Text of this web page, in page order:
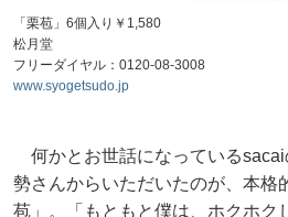
「栗苞」6個入り￥1,580
松月堂
フリーダイヤル：0120-08-3008
www.syogetsudo.jp
何かとお世話になっているsacai
勢さんからいただいたのが、本格
苞」。「もともと僕は、ホクホク